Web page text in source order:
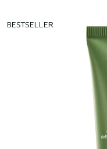
BESTSELLER